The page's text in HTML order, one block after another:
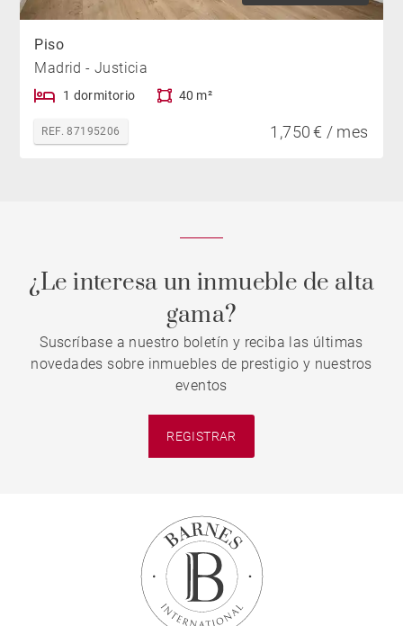
Piso
Madrid - Justicia
1 dormitorio 40 m²
REF. 87195206 1,750 € / mes
¿Le interesa un inmueble de alta
gama?
Suscríbase a nuestro boletín y reciba las últimas
novedades sobre inmuebles de prestigio y nuestros
eventos
REGISTRAR